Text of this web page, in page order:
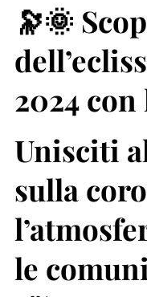
🔭🌞
2024 con
Unisciti
sulla
le